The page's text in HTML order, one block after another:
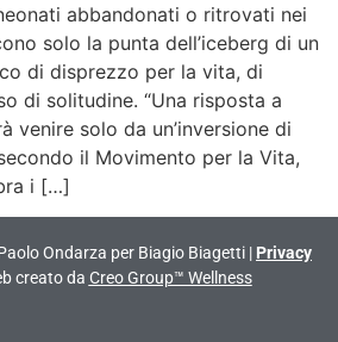
abbandonati o ritrovati nei
solo la punta dell’iceberg di un
di disprezzo per la vita, di
di solitudine. “Una risposta a
venire solo da un’inversione di
il Movimento per la Vita,
i […]
Ondarza per Biagio Biagetti | Privacy
creato da Creo Group™ Wellness